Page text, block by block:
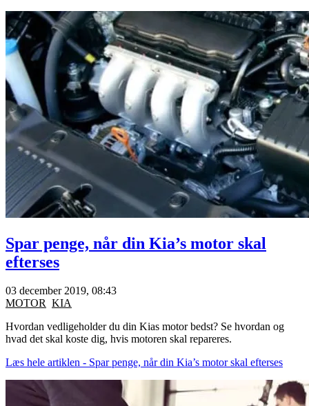
Spar penge, når din Kia’s motor skal
efterses
03 december 2019, 08:43
MOTOR KIA
Hvordan vedligeholder du din Kias motor bedst? Se hvordan og
hvad det skal koste dig, hvis motoren skal repareres.
Læs hele artiklen - Spar penge, når din Kia’s motor skal efterses